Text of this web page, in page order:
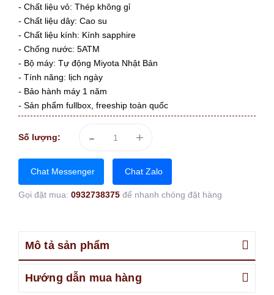
- Chất liệu vỏ: Thép không gỉ
- Chất liệu dây: Cao su
- Chất liệu kính: Kính sapphire
- Chống nước: 5ATM
- Bộ máy: Tự động Miyota Nhật Bản
- Tính năng: lịch ngày
- Bảo hành máy 1 năm
- Sản phẩm fullbox, freeship toàn quốc
Số lượng: - +
Chat Messenger Chat Zalo
Gọi đặt mua: 0932738375 để nhanh chóng đặt hàng
Mô tả sản phẩm
Hướng dẫn mua hàng